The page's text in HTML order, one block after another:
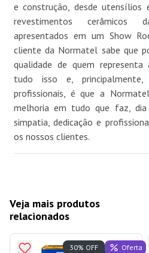
e construção, desde utensílios
revestimentos cerâmicos
apresentados em um Show
cliente da Normatel sabe que
qualidade de quem
tudo isso e,
profissionais, é que a
melhoria em tudo que faz, dia
simpatia, dedicação e
os nossos clientes.
Veja mais produtos
relacionados
30% OFF Oferta